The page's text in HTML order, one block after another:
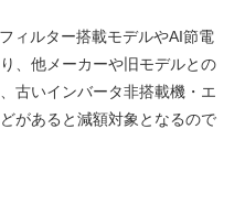
ィルター搭載モデルやAI節電
、他メーカーや旧モデルとの
古いインバータ非搭載機・エ
があると減額対象となるので